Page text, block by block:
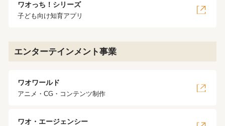
ワオっち！シリーズ
子ども向け知育アプリ
エンターテインメント事業
ワオワールド
アニメ・CG・コンテンツ制作
ワオ・エージェンシー